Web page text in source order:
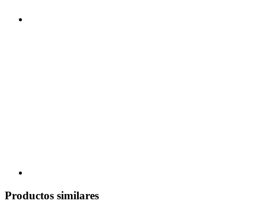
Productos similares